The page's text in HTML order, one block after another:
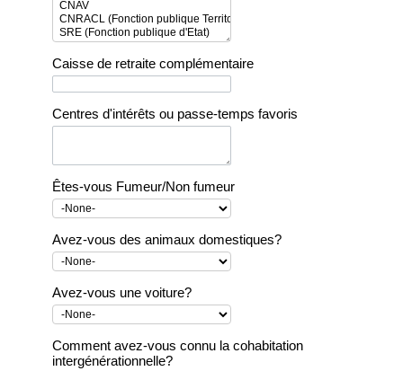
Caisse de retraite complémentaire
Centres d'intérêts ou passe-temps favoris
Êtes-vous Fumeur/Non fumeur
Avez-vous des animaux domestiques?
Avez-vous une voiture?
Comment avez-vous connu la cohabitation
intergénérationnelle?